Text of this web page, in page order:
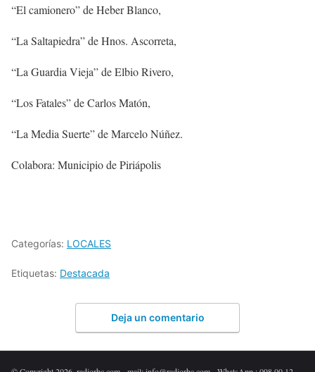
“El camionero” de Heber Blanco,
“La Saltapiedra” de Hnos. Ascorreta,
“La Guardia Vieja” de Elbio Rivero,
“Los Fatales” de Carlos Matón,
“La Media Suerte” de Marcelo Núñez.
Colabora: Municipio de Piriápolis
Categorías: LOCALES
Etiquetas: Destacada
Deja un comentario